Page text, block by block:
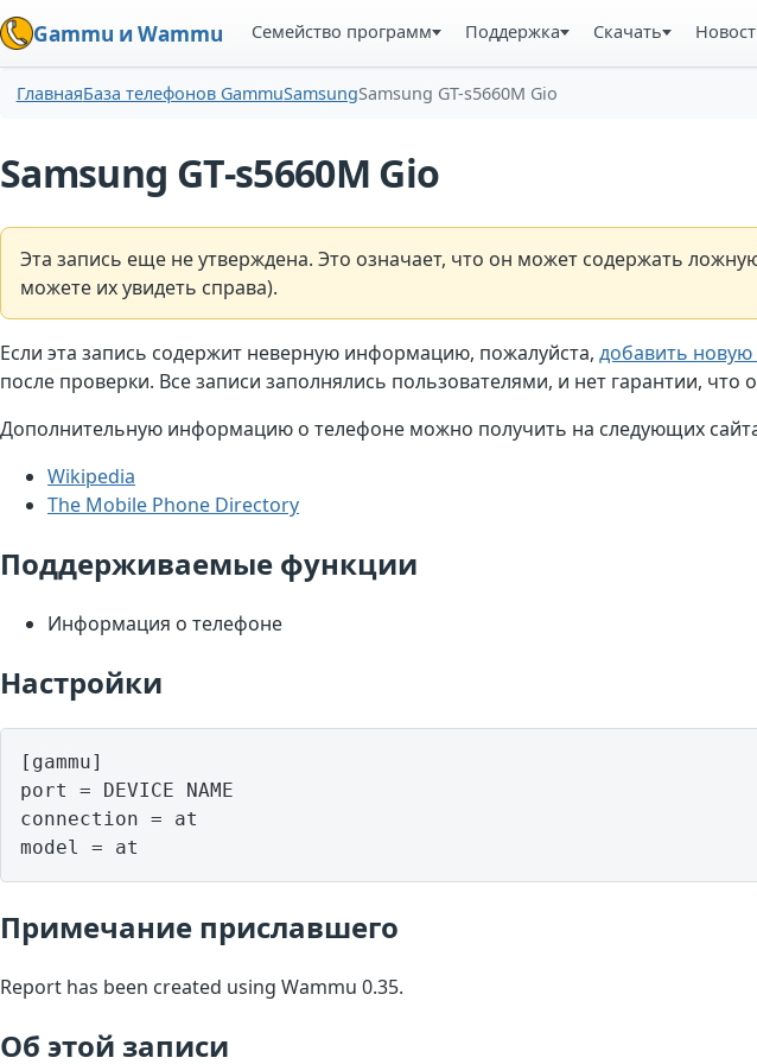
Gammu и Wammu Семейство программ Поддержка Скачать
ГлавнаяБаза телефонов GammuSamsungSamsung GT-s5660M Gio
Samsung GT-s5660M Gio
Эта запись еще не утверждена. Это означает, что он может содержать
можете их увидеть справа).
Если эта запись содержит неверную информацию, пожалуйста, добавить новую
после проверки. Все записи заполнялись пользователями, и нет гарантии, что
Дополнительную информацию о телефоне можно получить на следующих
Wikipedia
The Mobile Phone Directory
Поддерживаемые функции
Информация о телефоне
Настройки
[gammu]
port = DEVICE NAME
connection = at
model = at
Примечание приславшего
Report has been created using Wammu 0.35.
Об этой записи